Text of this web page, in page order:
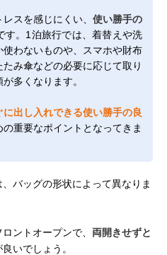
スを感じにくい、 使い勝手の
す。1泊旅行では、着替えや洗
わないものや、スマホや財布
み傘などの必要に応じて取り
多くなります。
に出し入れできる使い勝手の良
重要なポイントとなってきま
バッグの形状によって異なりま
ントオープンで、 両開きせずと
いでしょう。